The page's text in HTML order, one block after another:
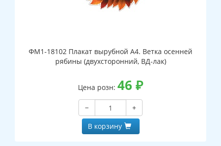
ФМ1-18102 Плакат вырубной А4. Ветка осенней
рябины (двухсторонний, ВД-лак)
Цена розн: 46 ₽
−
+
В корзину